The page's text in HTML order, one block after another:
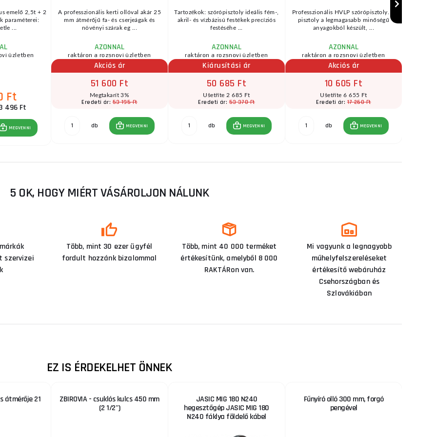
emelő 2,5t + 2
paraméterei:
...
üzletben
Ft
496 Ft
MEGVENNI
A professzionális kerti ollóval akár 25
mm átmérőjű fa- és cserjeágak és
növényi szárak eg ...
AZONNAL
raktáron a rozsnovi üzletben
Akciós ár
51 600 Ft
Megtakarít 3%
Eredeti ár:53 195 Ft
db MEGVENNI
Tartozékok: szórópisztoly ideális fém-,
akril- és vízbázisú festékek precíziós
festéséhe ...
AZONNAL
raktáron a rozsnovi üzletben
Kiárusítási ár
50 685 Ft
Ušetříte 2 685 Ft
Eredeti ár:53 370 Ft
db MEGVENNI
Professzionális HVLP szórópisztoly. A
pisztoly a legmagasabb minőségű
anyagokból készült, ...
AZONNAL
raktáron a rozsnovi üzletben
Akciós ár
10 605 Ft
Ušetříte 6 655 Ft
Eredeti ár:17 260 Ft
db MEGVENNI
5 OK, HOGY MIÉRT VÁSÁROLJON NÁLUNK
szervizei
Több, mint 30 ezer ügyfél
fordult hozzánk bizalommal
Több, mint 40 000 terméket
értékesítünk, amelyből 8 000
RAKTÁRon van.
Mi vagyunk a legnagyobb
műhelyfelszereléseket
értékesítő webáruház
Csehországban és
Szlovákiában
EZ IS ÉRDEKELHET ÖNNEK
átmérője 21
ZBIROVIA - csuklós kulcs 450 mm
(2 1/2")
JASIC MIG 180 N240
hegesztőgép JASIC MIG 180
N240 fáklya földelő kábel
Fűnyíró olló 300 mm, forgó
pengével